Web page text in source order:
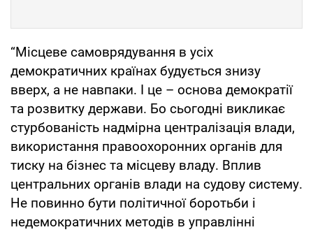
“Місцеве самоврядування в усіх
демократичних країнах будується знизу
вверх, а не навпаки. І це – основа демократії
та розвитку держави. Бо сьогодні викликає
стурбованість надмірна централізація влади,
використання правоохоронних органів для
тиску на бізнес та місцеву владу. Вплив
центральних органів влади на судову систему.
Не повинно бути політичної боротьби і
недемократичних методів в управлінні